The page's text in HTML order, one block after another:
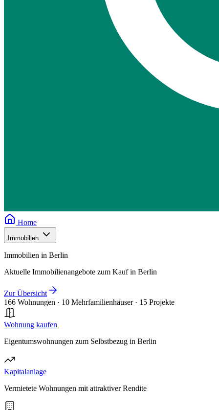
Home
Immobilien
Immobilien in Berlin
Aktuelle Immobilienangebote zum Kauf in Berlin
Zur Übersicht
166 Wohnungen · 10 Mehrfamilienhäuser · 15 Projekte
Wohnung kaufen
Eigentumswohnungen zum Selbstbezug in Berlin
Kapitalanlage
Vermietete Wohnungen mit attraktiver Rendite